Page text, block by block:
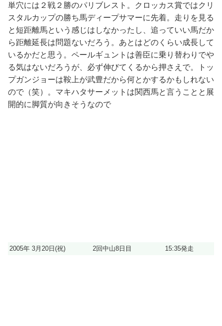
単穴には２戦２勝のパリブレスト。クロッカス賞ではクリ
スタルカップの勝ち馬ディープサマーに先着。走りを見る
と短距離馬という感じはしなかったし、追っていい馬だか
ら距離延長は問題ないだろう。あとはどのくらい成長して
いるかだと思う。ペールギュントは善臣に乗り替わりでや
る気はないだろうが、必ず伸びてくるから押さえで。トッ
プガンジョーは鞍上が武豊だから何とかするかもしれない
ので（笑）。マキハタサーメットは関西馬と言うことと展
開的に脚質が向きそうなので
2005年 3月20日(祝) 2回中山8日目 15:35発走